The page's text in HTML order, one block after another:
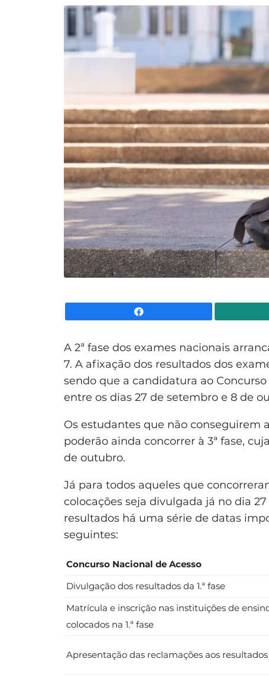
A 2ª fase dos exames nacionais
7. A afixação dos resultados dos
sendo que a candidatura ao
entre os dias 27 de setembro e 8 de
Os estudantes que não conseguirem
poderão ainda concorrer à 3ª fase,
de outubro.
Já para todos aqueles que
colocações seja divulgada já no dia
resultados há uma série de datas
seguintes:
Concurso Nacional de Acesso
Divulgação dos resultados da 1.ª fase
Matrícula e inscrição nas instituições de
colocados na 1.ª fase
Apresentação das reclamações aos resultados